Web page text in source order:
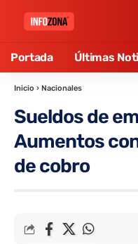
Portada Últimas
Inicio › Nacionales
Sueldos de
Aumentos
de cobro